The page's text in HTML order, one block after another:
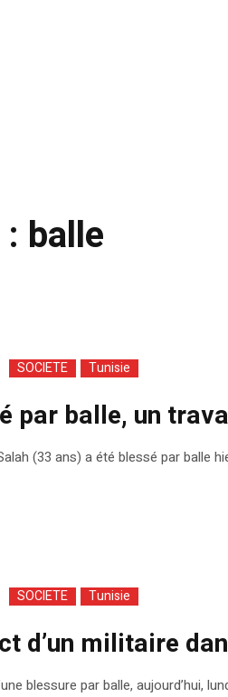
balle
SOCIETE Tunisie
par balle, un
(33 ans) a été blessé par balle
SOCIETE Tunisie
d’un militaire
blessure par balle, aujourd’hui,